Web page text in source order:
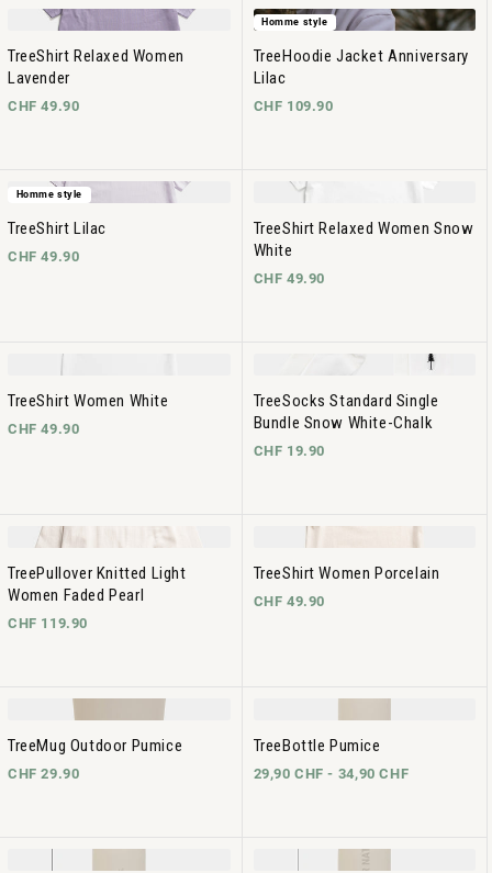
TreeShirt Relaxed Women
Lavender
CHF 49.90
Homme style
TreeHoodie Jacket Anniversary
Lilac
CHF 109.90
Homme style
TreeShirt Lilac
CHF 49.90
TreeShirt Relaxed Women Snow
White
CHF 49.90
TreeShirt Women White
CHF 49.90
TreeSocks Standard Single
Bundle Snow White-Chalk
CHF 19.90
TreePullover Knitted Light
Women Faded Pearl
CHF 119.90
TreeShirt Women Porcelain
CHF 49.90
TreeMug Outdoor Pumice
CHF 29.90
TreeBottle Pumice
29,90 CHF - 34,90 CHF